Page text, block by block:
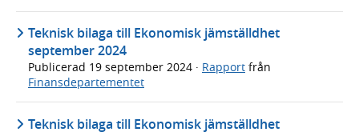
Teknisk bilaga till Ekonomisk jämställdhet
september 2024
Publicerad 19 september 2024 · Rapport från
Finansdepartementet
Teknisk bilaga till Ekonomisk jämställdhet